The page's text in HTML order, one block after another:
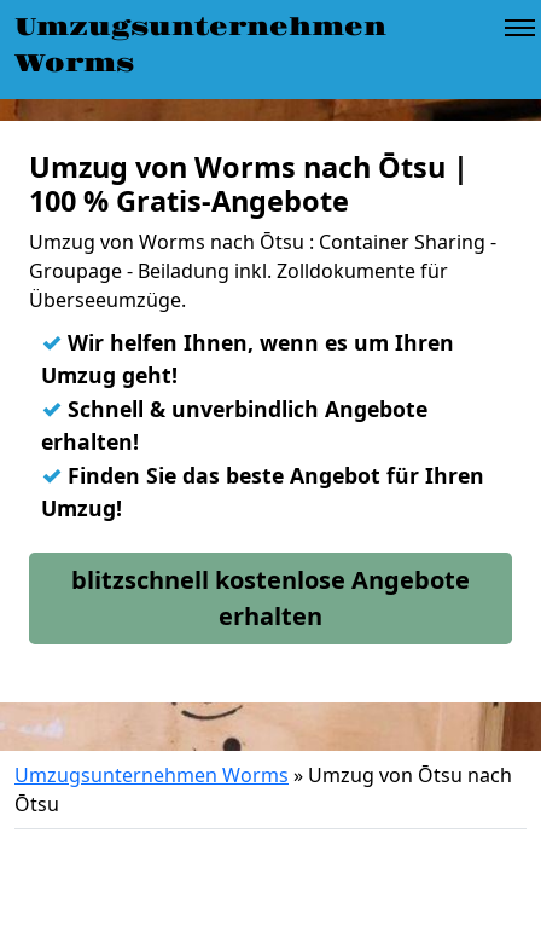
Umzugsunternehmen
Worms
Umzug von Worms nach Ōtsu |
100 % Gratis-Angebote
Umzug von Worms nach Ōtsu : Container Sharing -
Groupage - Beiladung inkl. Zolldokumente für
Überseeumzüge.
✓ Wir helfen Ihnen, wenn es um Ihren
Umzug geht!
✓ Schnell & unverbindlich Angebote
erhalten!
✓ Finden Sie das beste Angebot für Ihren
Umzug!
blitzschnell kostenlose Angebote
erhalten
Umzugsunternehmen Worms » Umzug von Ōtsu nach
Ōtsu